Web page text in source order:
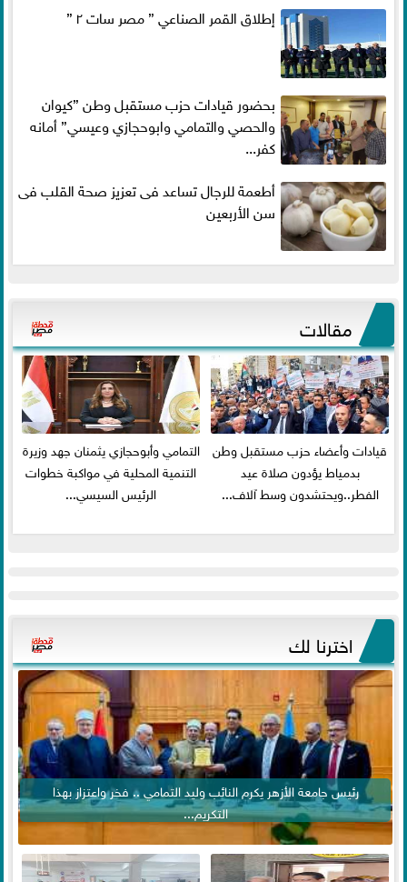
إطلاق القمر الصناعي ” مصر سات ٢ ”
بحضور قيادات حزب مستقبل وطن ”كيوان
والحصي والتمامي وابوحجازي وعيسي” أمانه
كفر...
أطعمة للرجال تساعد فى تعزيز صحة القلب فى
سن الأربعين
مقالات
قيادات وأعضاء حزب مستقبل وطن
بدمياط يؤدون صلاة عيد
الفطر..ويحتشدون وسط آلاف...
التمامي وأبوحجازي يثمنان جهد وزيرة
التنمية المحلية في مواكبة خطوات
الرئيس السيسي...
اخترنا لك
رئيس جامعة الأزهر يكرم النائب وليد التمامي .. فخر واعتزاز بهذا
التكريم...